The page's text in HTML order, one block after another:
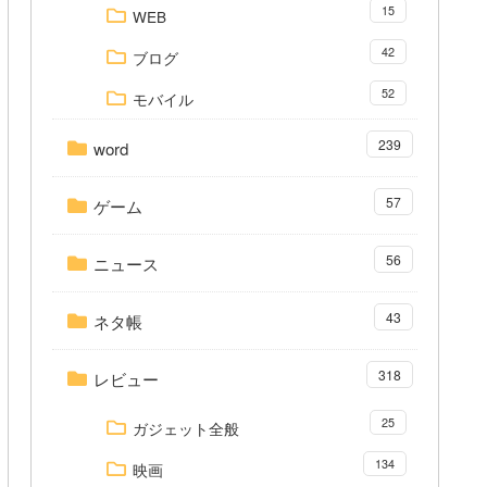
WEB 15
ブログ 42
モバイル 52
word 239
ゲーム 57
ニュース 56
ネタ帳 43
レビュー 318
ガジェット全般 25
映画 134